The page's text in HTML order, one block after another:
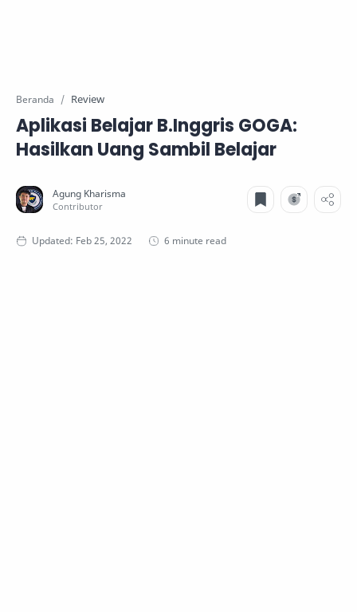
Beranda Review
Aplikasi Belajar B.Inggris GOGA:
Hasilkan Uang Sambil Belajar
6 minute read